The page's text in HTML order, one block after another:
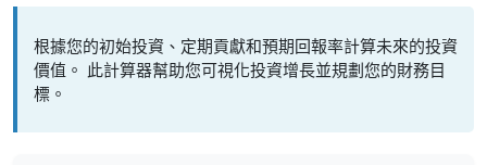
根據您的初始投資、定期貢獻和預期回報率計算未來的投資
價值。 此計算器幫助您可視化投資增長並規劃您的財務目
標。